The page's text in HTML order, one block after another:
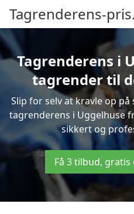
Tagrenderens-
Tagrenderens i
tagrender til
Slip for selv at kravle op
tagrenderens i Uggelhuse
sikkert og
Få 3 tilbud,